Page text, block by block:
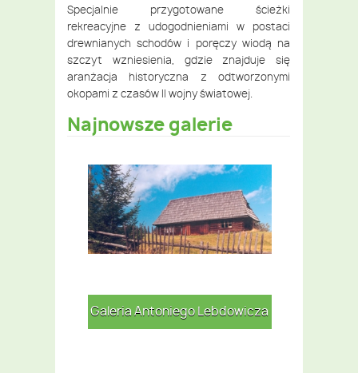
Specjalnie przygotowane ścieżki
rekreacyjne z udogodnieniami w postaci
drewnianych schodów i poręczy wiodą na
szczyt wzniesienia, gdzie znajduje się
aranżacja historyczna z odtworzonymi
okopami z czasów II wojny światowej.
Najnowsze galerie
Galeria Antoniego Lebdowicza